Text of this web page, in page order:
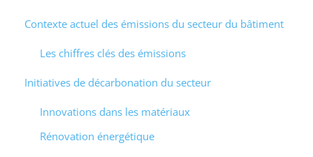
Contexte actuel des émissions du secteur du bâtiment
Les chiffres clés des émissions
Initiatives de décarbonation du secteur
Innovations dans les matériaux
Rénovation énergétique